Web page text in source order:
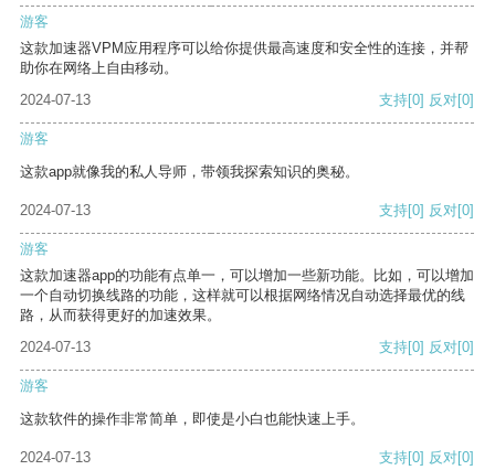
游客
这款加速器VPM应用程序可以给你提供最高速度和安全性的连接，并帮
助你在网络上自由移动。
2024-07-13
支持[0] 反对[0]
游客
这款app就像我的私人导师，带领我探索知识的奥秘。
2024-07-13 支持[0] 反对[0]
游客
这款加速器app的功能有点单一，可以增加一些新功能。比如，可以增加
一个自动切换线路的功能，这样就可以根据网络情况自动选择最优的线
路，从而获得更好的加速效果。
2024-07-13
支持[0] 反对[0]
游客
这款软件的操作非常简单，即使是小白也能快速上手。
2024-07-13 支持[0] 反对[0]